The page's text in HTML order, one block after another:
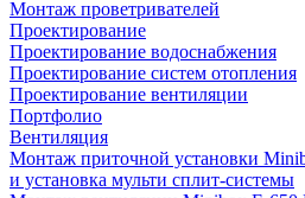
Монтаж проветривателей
Проектирование
Проектирование водоснабжения
Проектирование систем отопления
Проектирование вентиляции
Портфолио
Вентиляция
Монтаж приточной установки
и установка мульти сплит-системы